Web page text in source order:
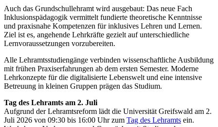
Auch das Grundschullehramt wird ausgebaut: Das neue Fach
Inklusionspädagogik vermittelt fundierte theoretische Kenntnisse
und praxisnahe Kompetenzen für inklusives Lehren und Lernen.
Ziel ist es, angehende Lehrkräfte gezielt auf unterschiedliche
Lernvoraussetzungen vorzubereiten.
Alle Lehramtsstudiengänge verbinden wissenschaftliche Ausbildung
mit frühen Praxiserfahrungen ab dem ersten Semester. Moderne
Lehrkonzepte für die digitalisierte Lebenswelt und eine intensive
Betreuung in kleinen Gruppen prägen das Studium.
Tag des Lehramts am 2. Juli
Aufgrund der Lehramtsreform lädt die Universität Greifswald am 2.
Juli 2026 von 09:30 bis 16:00 Uhr zum Tag des Lehramts ein.